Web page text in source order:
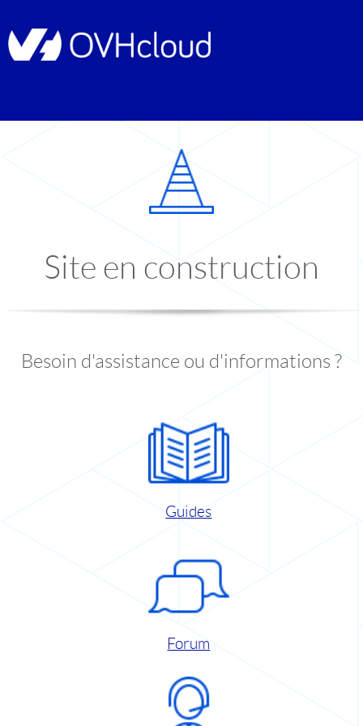
Site en construction
Besoin d'assistance ou d'informations ?
Guides
Forum